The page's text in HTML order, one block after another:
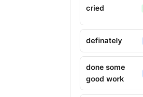
cried
definately
done some
good work